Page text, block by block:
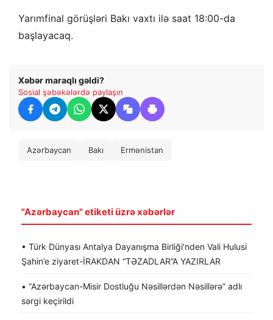
Yarımfinal görüşləri Bakı vaxtı ilə saat 18:00-da
başlayacaq.
Xəbər maraqlı gəldi?
Sosial şəbəkələrdə paylaşın
Azərbaycan Bakı Ermənistan
"Azərbaycan" etiketi üzrə xəbərlər
• Türk Dünyası Antalya Dayanışma Birliği’nden Vali Hulusi
Şahin’e ziyaret-İRAKDAN “TƏZADLAR”A YAZIRLAR
• “Azərbaycan-Misir Dostluğu Nəsillərdən Nəsillərə” adlı
sərgi keçirildi